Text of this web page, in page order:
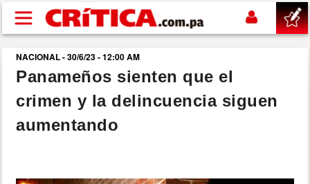
Pasar al contenido principal
buscar
SUCESOS
POLÍTICA
NACIONAL - 30/6/23 - 12:00 AM
Panameños sienten que el
crimen y la delincuencia siguen
aumentando